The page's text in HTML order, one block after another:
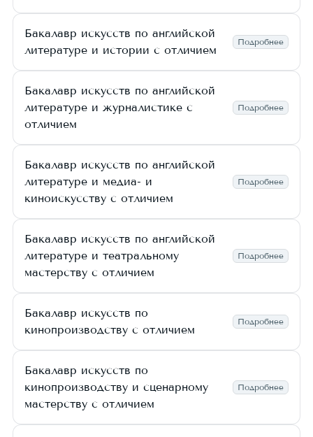
Бакалавр искусств по английской
литературе и истории с отличием
Подробнее
Бакалавр искусств по английской
литературе и журналистике с
отличием
Подробнее
Бакалавр искусств по английской
литературе и медиа- и
киноискусству с отличием
Подробнее
Бакалавр искусств по английской
литературе и театральному
мастерству с отличием
Подробнее
Бакалавр искусств по
кинопроизводству с отличием
Подробнее
Бакалавр искусств по
кинопроизводству и сценарному
мастерству с отличием
Подробнее